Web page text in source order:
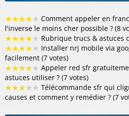
★★★★★ Comment appeler en
l'inverse le moins cher possible ? (8
★★★★★ Rubrique trucs & astuces
★★★★★ Installer nrj mobile via
facilement (7 votes)
★★★★★ Appeler red sfr
astuces utiliser ? (7 votes)
★★★★★ Télécommande sfr qui
causes et comment y remédier ? (7